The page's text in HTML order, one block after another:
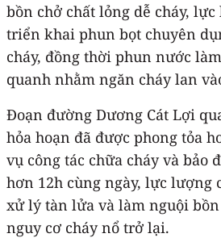
bồn chở chất lỏng dễ cháy,
triển khai phun bọt chuyên
cháy, đồng thời phun nước
quanh nhằm ngăn cháy lan
Đoạn đường Dương Cát Lợi
hỏa hoạn đã được phong tỏa
vụ công tác chữa cháy và bảo
hơn 12h cùng ngày, lực lượng
xử lý tàn lửa và làm nguội
nguy cơ cháy nổ trở lại.